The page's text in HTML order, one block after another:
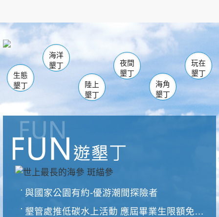
南仁湖
海生館
恆春 佳樂水
龍鑾潭自然中心 森林遊樂區
瓊麻館
關山 墾管處遊客中心
社頂公園 風吹沙
船帆石
白砂 龍磐公園
香蕉灣
砂島
鵝鑾鼻
生態
墾丁
海洋
墾丁
陸上
墾丁
夜間
墾丁
海角
墾丁
玩在
墾丁
與國家公園有約-優游潮間探險者
墾管處推低碳水上活動 應屆畢業生限額免費參加